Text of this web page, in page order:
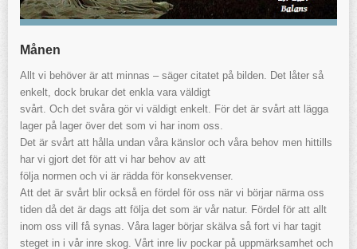
Månen
Allt vi behöver är att minnas – säger citatet på bilden. Det låter så
enkelt, dock brukar det enkla vara väldigt
svårt. Och det svåra gör vi väldigt enkelt. För det är svårt att lägga
lager på lager över det som vi har inom oss.
Det är svårt att hålla undan våra känslor och våra behov men hittills
har vi gjort det för att vi har behov av att
följa normen och vi är rädda för konsekvenser.
Att det är svårt blir också en fördel för oss när vi börjar närma oss
tiden då det är dags att följa det som är vår natur. Fördel för att allt
inom oss vill få synas. Våra lager börjar skälva så fort vi har tagit
steget in i vår inre skog. Vårt inre liv pockar på uppmärksamhet och